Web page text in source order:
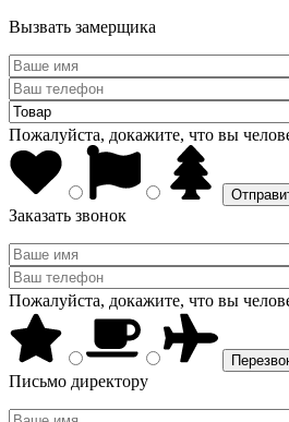
Вызвать замерщика
Пожалуйста, докажите, что вы
Заказать звонок
Пожалуйста, докажите, что вы
Письмо директору